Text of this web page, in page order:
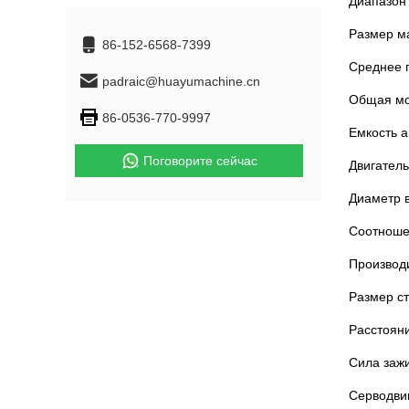
86-152-6568-7399
padraic@huayumachine.cn
86-0536-770-9997
Поговорите сейчас
Размер
Среднее
Общая
Емкость
Диаметр
Размер
Сила